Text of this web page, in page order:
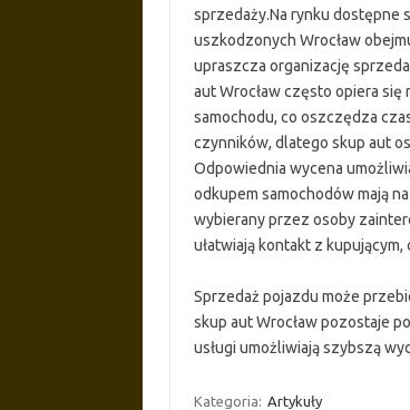
sprzedaży.Na rynku dostępne
uszkodzonych Wrocław
upraszcza organizację
aut Wrocław często opiera
samochodu, co oszczędza
czynników, dlatego skup aut
Odpowiednia wycena
odkupem samochodów mają
wybierany przez osoby
ułatwiają kontakt z
Sprzedaż pojazdu może
skup aut Wrocław pozostaje
usługi umożliwiają szybszą
Kategoria: Artykuły